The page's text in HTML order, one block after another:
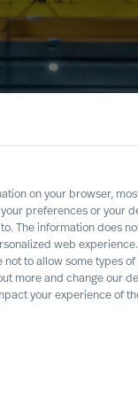
on your browser,
preferences or your
The information does
web experience.
not to allow some types of
more and change our
your experience of